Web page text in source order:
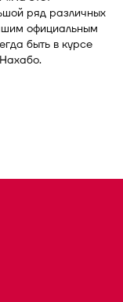
ряд различных
официальным
быть в курсе